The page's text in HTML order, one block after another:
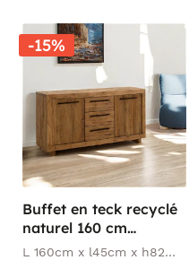
-15%
Buffet en teck recyclé
naturel 160 cm
KERALA
L 160cm x l45cm x h82